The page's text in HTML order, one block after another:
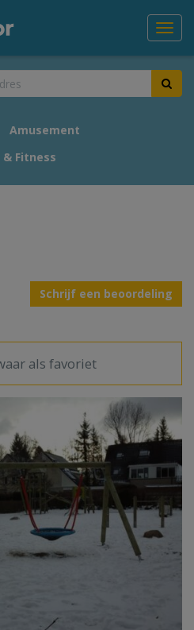
Amusement
& Fitness
Schrijf een beoordeling
als favoriet